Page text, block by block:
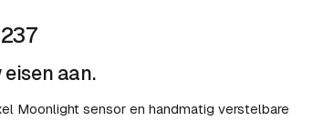
aan.
Moonlight sensor en handmatig verstelbare